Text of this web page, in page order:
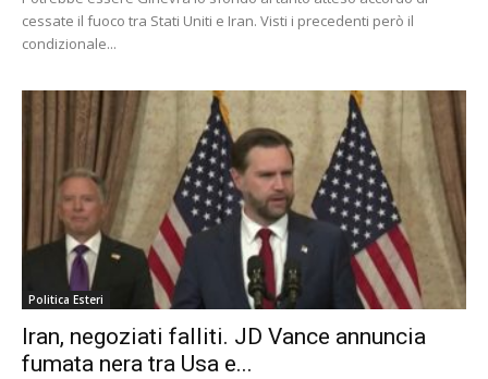
cessate il fuoco tra Stati Uniti e Iran. Visti i precedenti però il
condizionale...
Politica Esteri
Iran, negoziati falliti. JD Vance annuncia
fumata nera tra Usa e...